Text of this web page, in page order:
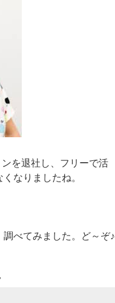
を退社し、フリーで活
なりましたね。
べてみました。ど～ぞ♪